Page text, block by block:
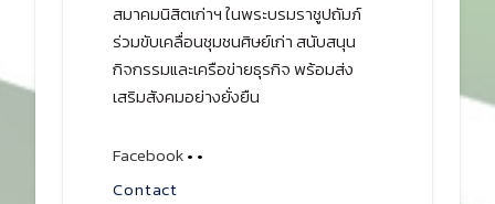
สมาคมนิสิตเก่าฯ ในพระบรมราชูปถัมภ์
ร่วมขับเคลื่อนชุมชนศิษย์เก่า สนับสนุน
กิจกรรมและเครือข่ายธุรกิจ พร้อมส่ง
เสริมสังคมอย่างยั่งยืน
Facebook• •
Contact